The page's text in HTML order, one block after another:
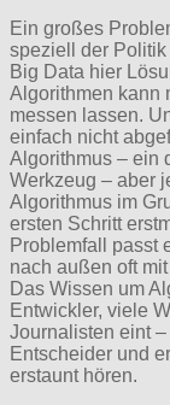
Ein großes
speziell der
Big Data hier
Algorithmen kann
messen lassen.
einfach nicht
Algorithmus – ein
Werkzeug – aber
Algorithmus im
ersten Schritt
Problemfall passt
nach außen oft
Das Wissen um
Entwickler, viele
Journalisten eint
Entscheider und
erstaunt hören.